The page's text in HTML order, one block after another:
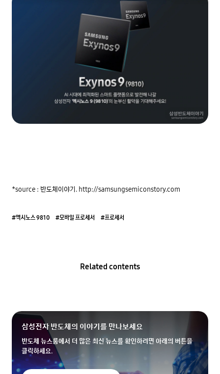
*source : 반도체이야기. http://samsungsemiconstory.com
#엑시노스 9810 #모바일 프로세서 #프로세서
Related contents
삼성전자 반도체의 이야기를 만나보세요
반도체 뉴스룸에서 더 많은 최신 뉴스를 확인하려면 아래의 버튼을
클릭하세요.